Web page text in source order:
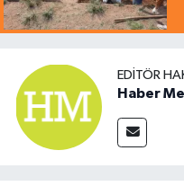
EDITÖR
Haber